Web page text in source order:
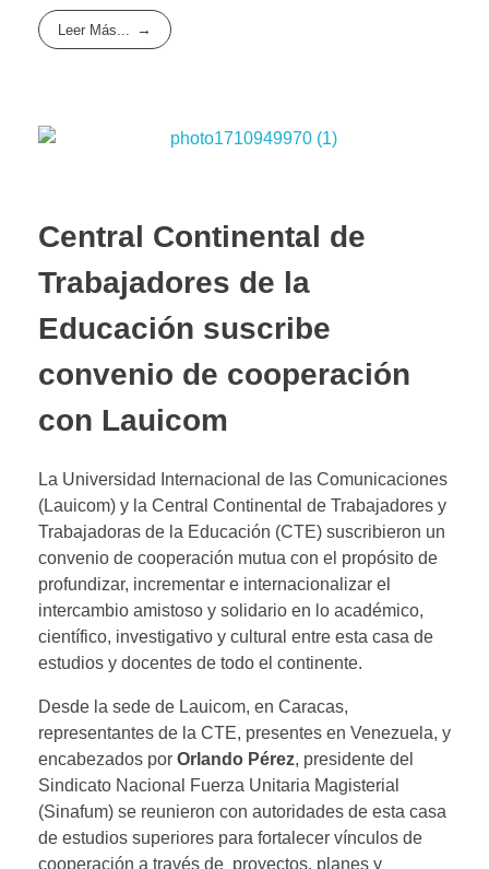
Leer Más...
Central Continental de
Trabajadores de la
Educación suscribe
convenio de cooperación
con Lauicom
La Universidad Internacional de las Comunicaciones
(Lauicom) y la Central Continental de Trabajadores y
Trabajadoras de la Educación (CTE) suscribieron un
convenio de cooperación mutua con el propósito de
profundizar, incrementar e internacionalizar el
intercambio amistoso y solidario en lo académico,
científico, investigativo y cultural entre esta casa de
estudios y docentes de todo el continente.
Desde la sede de Lauicom, en Caracas,
representantes de la CTE, presentes en Venezuela, y
encabezados por Orlando Pérez, presidente del
Sindicato Nacional Fuerza Unitaria Magisterial
(Sinafum) se reunieron con autoridades de esta casa
de estudios superiores para fortalecer vínculos de
cooperación a través de proyectos, planes y